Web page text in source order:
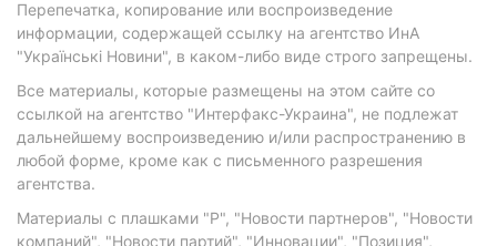
Перепечатка, копирование или воспроизведение
информации, содержащей ссылку на агентство ИнА
"Українські Новини", в каком-либо виде строго запрещены.
Все материалы, которые размещены на этом сайте со
ссылкой на агентство "Интерфакс-Украина", не подлежат
дальнейшему воспроизведению и/или распространению в
любой форме, кроме как с письменного разрешения
агентства.
Материалы с плашками "Р", "Новости партнеров", "Новости
компаний", "Новости партий", "Инновации", "Позиция",